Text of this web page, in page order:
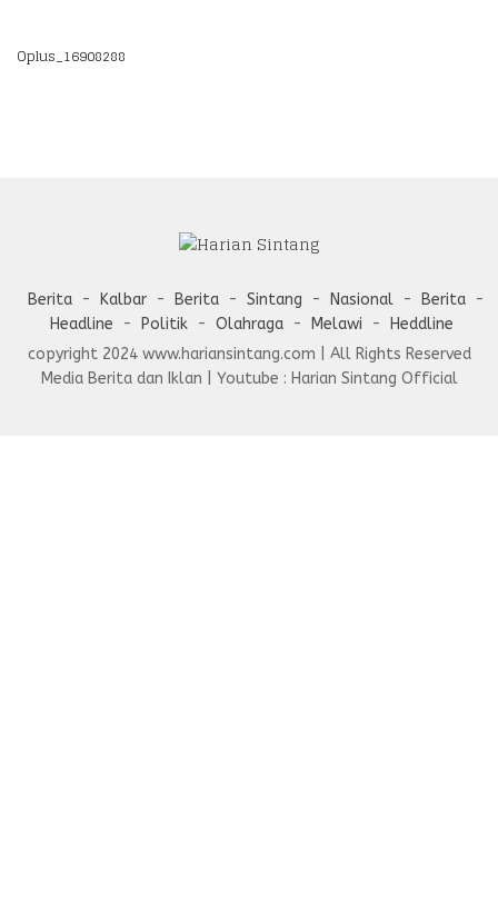
Oplus_16908288
Berita Kalbar Berita Sintang Nasional
Berita
Headline
Politik Olahraga Melawi
Heddline
copyright 2024 www.hariansintang.com | All Rights Reserved
Media Berita dan Iklan | Youtube : Harian Sintang Official